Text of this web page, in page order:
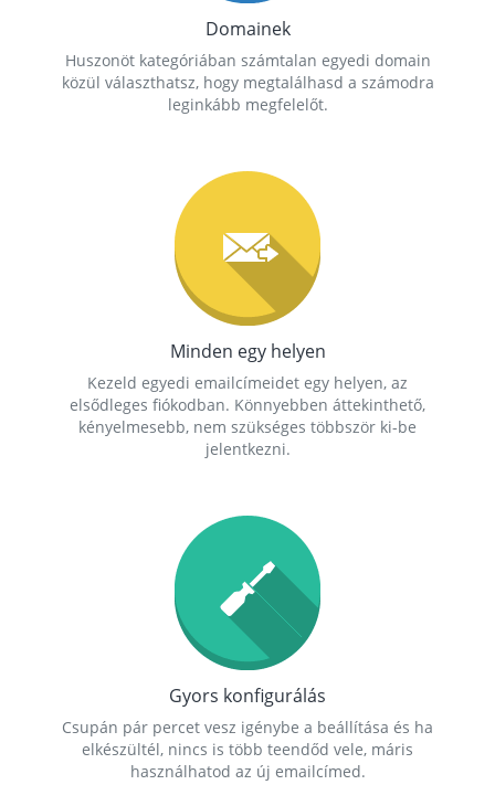
Domainek
Huszonöt kategóriában számtalan egyedi domain
közül választhatsz, hogy megtalálhasd a számodra
leginkább megfelelőt.
Minden egy helyen
Kezeld egyedi emailcímeidet egy helyen, az
elsődleges fiókodban. Könnyebben áttekinthető,
kényelmesebb, nem szükséges többször ki-be
jelentkezni.
Gyors konfigurálás
Csupán pár percet vesz igénybe a beállítása és ha
elkészültél, nincs is több teendőd vele, máris
használhatod az új emailcímed.